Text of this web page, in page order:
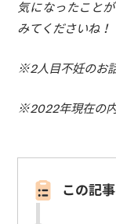
気になったこと
みてくださいね！
※2人目不妊のお
※2022年現在の内
この記